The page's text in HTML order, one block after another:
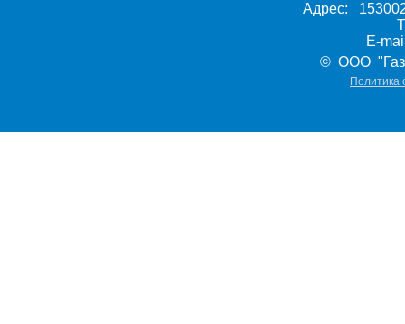
Адрес:
E-
© ООО
Политика